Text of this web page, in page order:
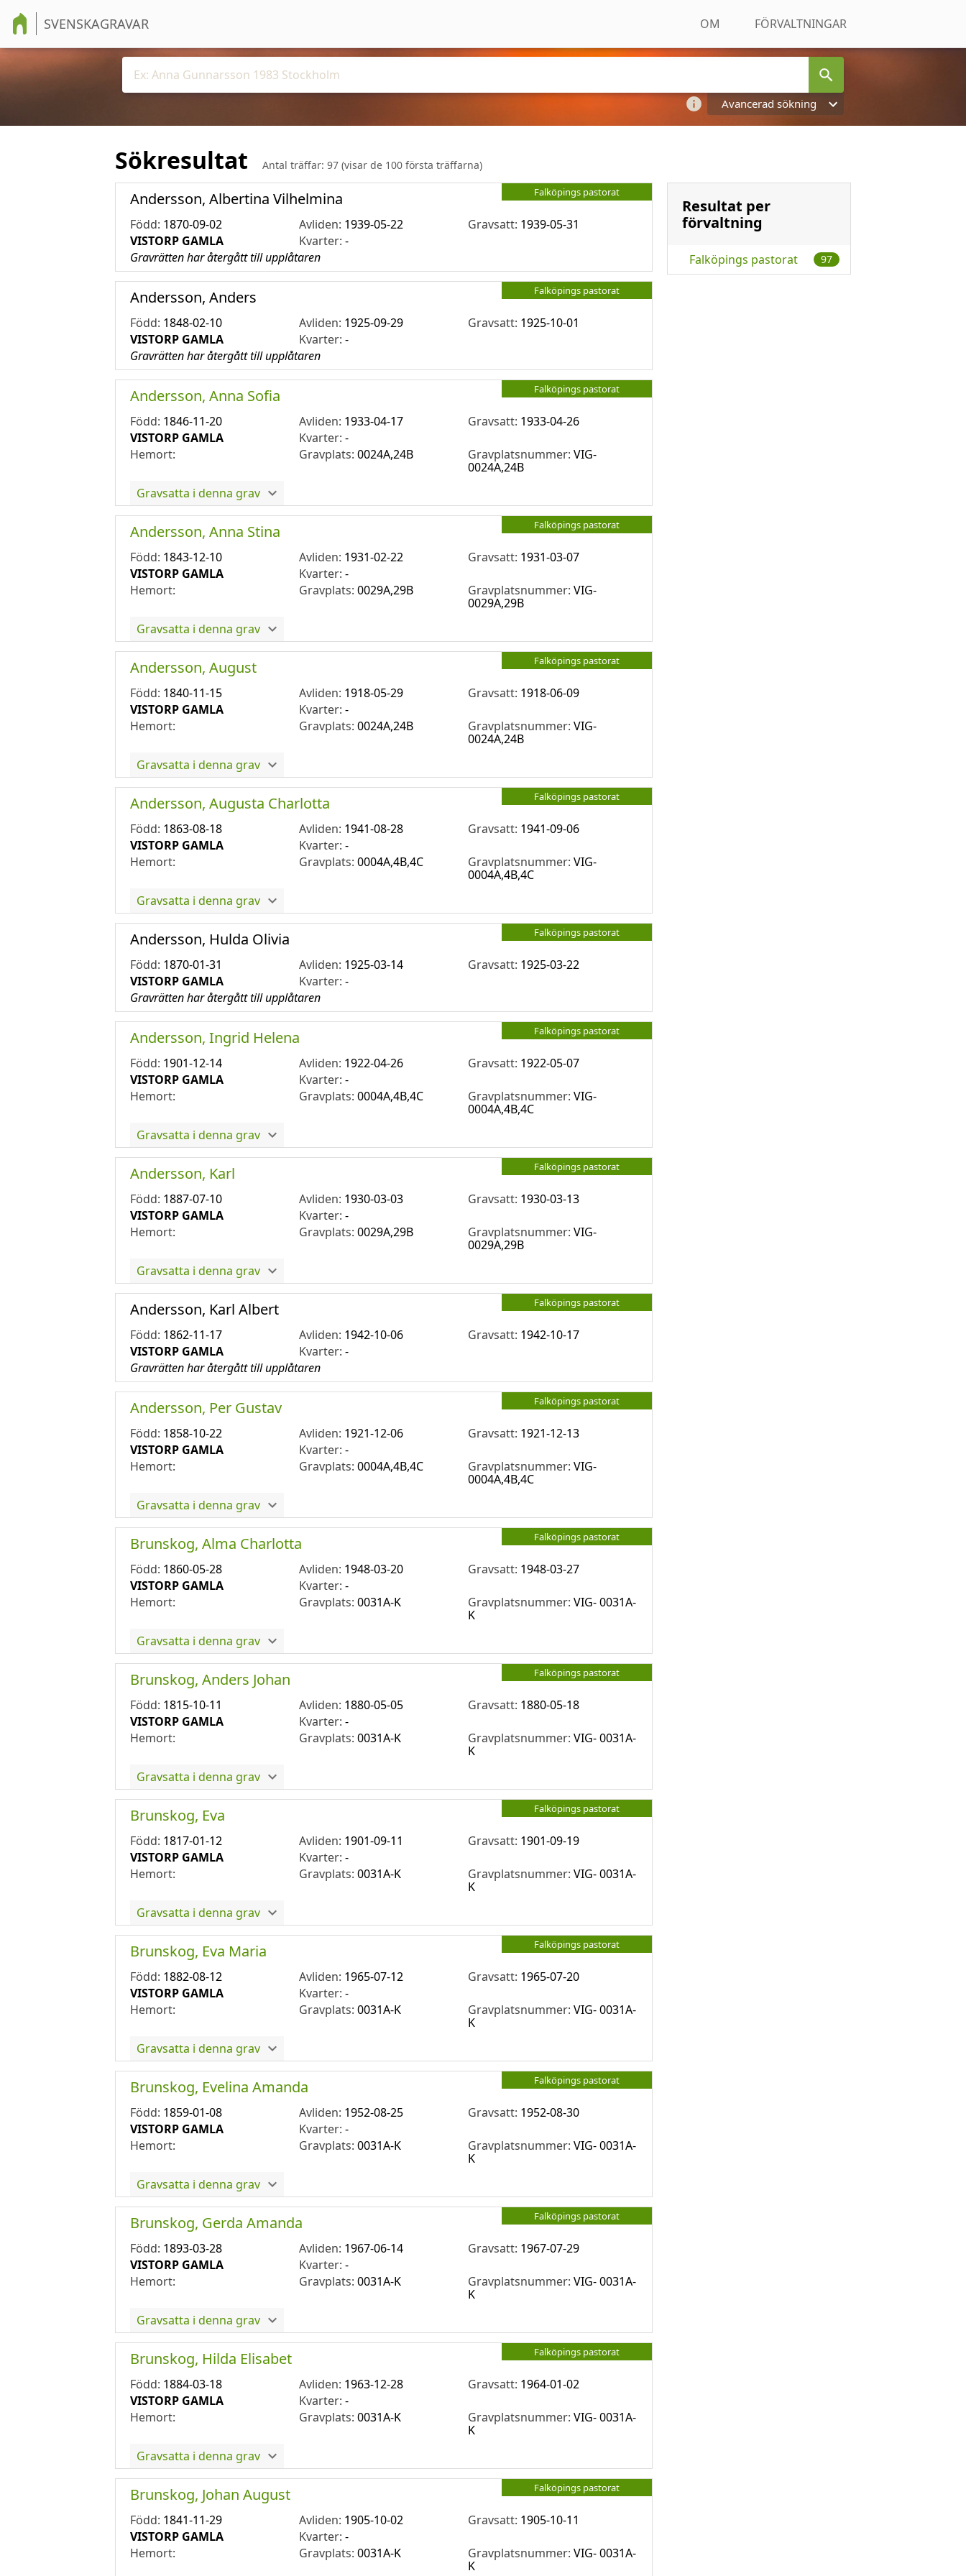
SVENSKAGRAVAR OM FÖRVALTNINGAR
Avancerad sökning
Sökresultat Antal träffar: 97 (visar de 100 första träffarna)
Resultat per
förvaltning
Falköpings pastorat 97
Falköpings pastorat
Andersson, Albertina Vilhelmina
Född: 1870-09-02 Avliden: 1939-05-22 Gravsatt: 1939-05-31
VISTORP GAMLA
Kvarter:-
Gravrätten har återgått till upplåtaren
Falköpings pastorat
Andersson, Anders
Född: 1848-02-10 Avliden: 1925-09-29 Gravsatt: 1925-10-01
VISTORP GAMLA
Kvarter:-
Gravrätten har återgått till upplåtaren
Falköpings pastorat
Andersson, Anna Sofia
Född: 1846-11-20 Avliden: 1933-04-17 Gravsatt: 1933-04-26
VISTORP GAMLA
Kvarter:-
Hemort:
Gravplats:0024A,24B Gravplatsnummer: VIG-
0024A,24B
Gravsatta i denna grav
Falköpings pastorat
Andersson, Anna Stina
Född: 1843-12-10 Avliden: 1931-02-22 Gravsatt: 1931-03-07
VISTORP GAMLA
Kvarter:-
Hemort:
Gravplats:0029A,29B Gravplatsnummer: VIG-
0029A,29B
Gravsatta i denna grav
Falköpings pastorat
Andersson, August
Född: 1840-11-15 Avliden: 1918-05-29 Gravsatt: 1918-06-09
VISTORP GAMLA
Kvarter:-
Hemort:
Gravplats:0024A,24B Gravplatsnummer: VIG-
0024A,24B
Gravsatta i denna grav
Falköpings pastorat
Andersson, Augusta Charlotta
Född: 1863-08-18 Avliden: 1941-08-28 Gravsatt: 1941-09-06
VISTORP GAMLA
Kvarter:-
Hemort:
Gravplats:0004A,4B,4C Gravplatsnummer: VIG-
0004A,4B,4C
Gravsatta i denna grav
Falköpings pastorat
Andersson, Hulda Olivia
Född: 1870-01-31 Avliden: 1925-03-14 Gravsatt: 1925-03-22
VISTORP GAMLA
Kvarter:-
Gravrätten har återgått till upplåtaren
Falköpings pastorat
Andersson, Ingrid Helena
Född: 1901-12-14 Avliden: 1922-04-26 Gravsatt: 1922-05-07
VISTORP GAMLA
Kvarter:-
Hemort:
Gravplats:0004A,4B,4C Gravplatsnummer: VIG-
0004A,4B,4C
Gravsatta i denna grav
Falköpings pastorat
Andersson, Karl
Född: 1887-07-10 Avliden: 1930-03-03 Gravsatt: 1930-03-13
VISTORP GAMLA
Kvarter:-
Hemort:
Gravplats:0029A,29B Gravplatsnummer: VIG-
0029A,29B
Gravsatta i denna grav
Falköpings pastorat
Andersson, Karl Albert
Född: 1862-11-17 Avliden: 1942-10-06 Gravsatt: 1942-10-17
VISTORP GAMLA
Kvarter:-
Gravrätten har återgått till upplåtaren
Falköpings pastorat
Andersson, Per Gustav
Född: 1858-10-22 Avliden: 1921-12-06 Gravsatt: 1921-12-13
VISTORP GAMLA
Kvarter:-
Hemort:
Gravplats:0004A,4B,4C Gravplatsnummer: VIG-
0004A,4B,4C
Gravsatta i denna grav
Falköpings pastorat
Brunskog, Alma Charlotta
Född: 1860-05-28 Avliden: 1948-03-20 Gravsatt: 1948-03-27
VISTORP GAMLA
Kvarter:-
Hemort:
Gravplats:0031A-K Gravplatsnummer: VIG- 0031A-
K
Gravsatta i denna grav
Falköpings pastorat
Brunskog, Anders Johan
Född: 1815-10-11 Avliden: 1880-05-05 Gravsatt: 1880-05-18
VISTORP GAMLA
Kvarter:-
Hemort:
Gravplats:0031A-K Gravplatsnummer: VIG- 0031A-
K
Gravsatta i denna grav
Falköpings pastorat
Brunskog, Eva
Född: 1817-01-12 Avliden: 1901-09-11 Gravsatt: 1901-09-19
VISTORP GAMLA
Kvarter:-
Hemort:
Gravplats:0031A-K Gravplatsnummer: VIG- 0031A-
K
Gravsatta i denna grav
Falköpings pastorat
Brunskog, Eva Maria
Född: 1882-08-12 Avliden: 1965-07-12 Gravsatt: 1965-07-20
VISTORP GAMLA
Kvarter:-
Hemort:
Gravplats:0031A-K Gravplatsnummer: VIG- 0031A-
K
Gravsatta i denna grav
Falköpings pastorat
Brunskog, Evelina Amanda
Född: 1859-01-08 Avliden: 1952-08-25 Gravsatt: 1952-08-30
VISTORP GAMLA
Kvarter:-
Hemort:
Gravplats:0031A-K Gravplatsnummer: VIG- 0031A-
K
Gravsatta i denna grav
Falköpings pastorat
Brunskog, Gerda Amanda
Född: 1893-03-28 Avliden: 1967-06-14 Gravsatt: 1967-07-29
VISTORP GAMLA
Kvarter:-
Hemort:
Gravplats:0031A-K Gravplatsnummer: VIG- 0031A-
K
Gravsatta i denna grav
Falköpings pastorat
Brunskog, Hilda Elisabet
Född: 1884-03-18 Avliden: 1963-12-28 Gravsatt: 1964-01-02
VISTORP GAMLA
Kvarter:-
Hemort:
Gravplats:0031A-K Gravplatsnummer: VIG- 0031A-
K
Gravsatta i denna grav
Falköpings pastorat
Brunskog, Johan August
Född: 1841-11-29 Avliden: 1905-10-02 Gravsatt: 1905-10-11
VISTORP GAMLA
Kvarter:-
Hemort:
Gravplats:0031A-K Gravplatsnummer: VIG- 0031A-
K